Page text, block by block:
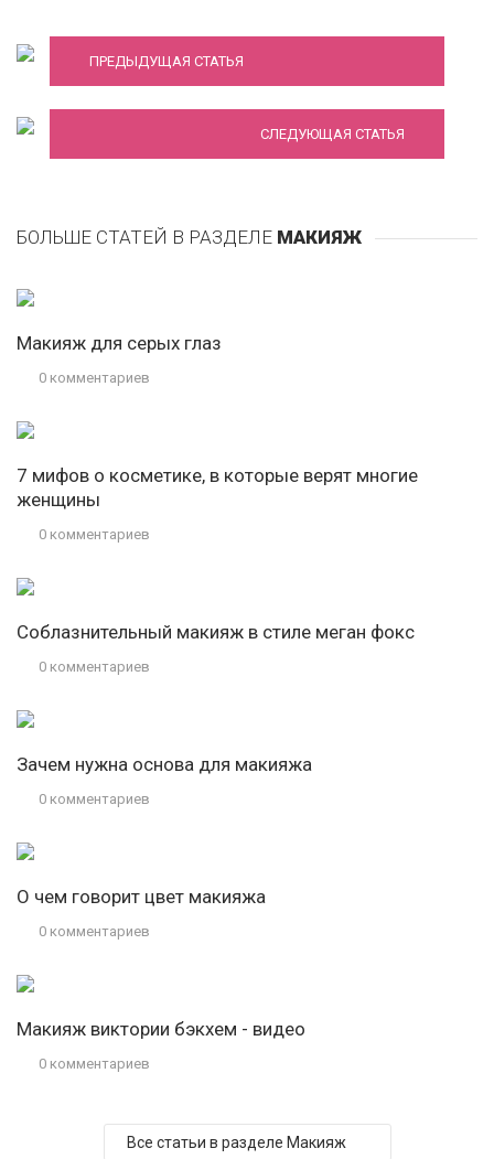
ПРЕДЫДУЩАЯ СТАТЬЯ
Тренды макияжа осень-зима 2018
СЛЕДУЮЩАЯ СТАТЬЯ
БОЛЬШЕ СТАТЕЙ В РАЗДЕЛЕ МАКИЯЖ
Макияж для серых глаз
0 комментариев
7 мифов о косметике, в которые верят многие
женщины
0 комментариев
Соблазнительный макияж в стиле меган фокс
0 комментариев
Зачем нужна основа для макияжа
0 комментариев
О чем говорит цвет макияжа
0 комментариев
Макияж виктории бэкхем - видео
0 комментариев
Все статьи в разделе Макияж